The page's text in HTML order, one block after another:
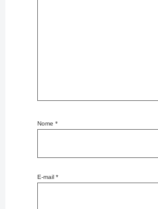
Nome *
E-mail *